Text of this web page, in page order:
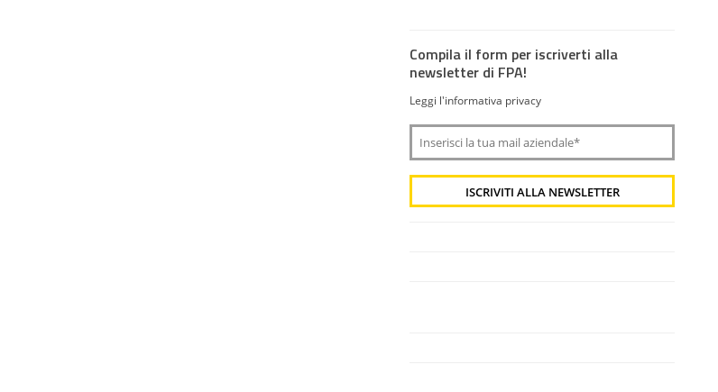
Compila il form per iscriverti alla
newsletter di FPA!
Leggi l'informativa privacy